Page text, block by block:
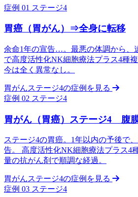
症例 01 ステージ4
胃癌（胃がん）⇒全身に転移
余命1年の宣告…。最悪の体調から、
で高度活性化NK細胞療法プラス4種
今は全く異常なし。
胃がんステージ4の症例を見る
症例 02 ステージ4
胃がん（胃癌）ステージ4 腹
ステージ4の胃癌。1年以内の予後で
告。 高度活性化NK細胞療法プラス4
量の抗がん剤で順調な経過。
胃がんステージ4の症例を見る
症例 03 ステージ4